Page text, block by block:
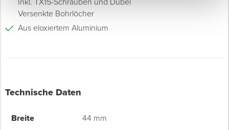
Versenkte Bohrlöcher
Aus eloxiertem Aluminium
Technische Daten
Breite 44 mm